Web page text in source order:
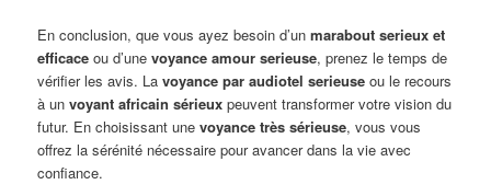
En conclusion, que vous ayez besoin d’unmarabout serieux et
efficace ou d’unevoyance amour serieuse, prenez le temps de
vérifier les avis. Lavoyance par audiotel serieuse ou le recours
à unvoyant africain sérieux peuvent transformer votre vision du
futur. En choisissant unevoyance très sérieuse, vous vous
offrez la sérénité nécessaire pour avancer dans la vie avec
confiance.